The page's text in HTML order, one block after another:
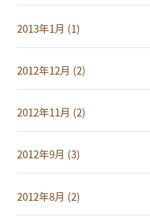
2013年1月 (1)
2012年12月 (2)
2012年11月 (2)
2012年9月 (3)
2012年8月 (2)